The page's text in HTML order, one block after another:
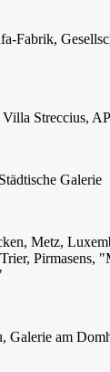
Fabrik,
Villa Streccius,
Galerie
Metz,
Pirmasens,
Galerie am